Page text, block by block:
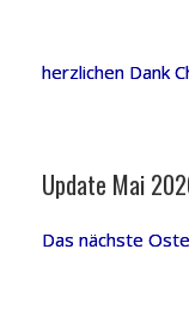
herzlichen Dank
Update Mai
Das nächste